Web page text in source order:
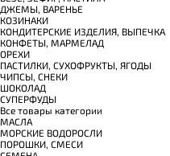
ДЖЕМЫ, ВАРЕНЬЕ
КОЗИНАКИ
КОНДИТЕРСКИЕ ИЗДЕЛИЯ, ВЫПЕЧКА
КОНФЕТЫ, МАРМЕЛАД
ОРЕХИ
ПАСТИЛКИ, СУХОФРУКТЫ, ЯГОДЫ
ЧИПСЫ, СНЕКИ
ШОКОЛАД
СУПЕРФУДЫ
Все товары категории
МАСЛА
МОРСКИЕ ВОДОРОСЛИ
ПОРОШКИ, СМЕСИ